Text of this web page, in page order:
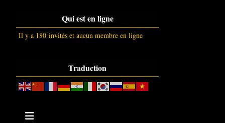
Qui est en ligne
Il y a 180 invités et aucun membre en ligne
Traduction